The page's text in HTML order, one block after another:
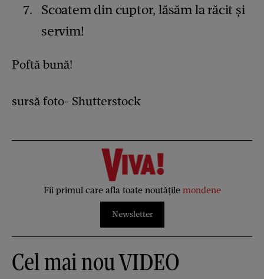
Scoatem din cuptor, lăsăm la răcit și
servim!
Poftă bună!
sursă foto- Shutterstock
Fii primul care afla toate noutățile mondene
Newsletter
Cel mai nou VIDEO